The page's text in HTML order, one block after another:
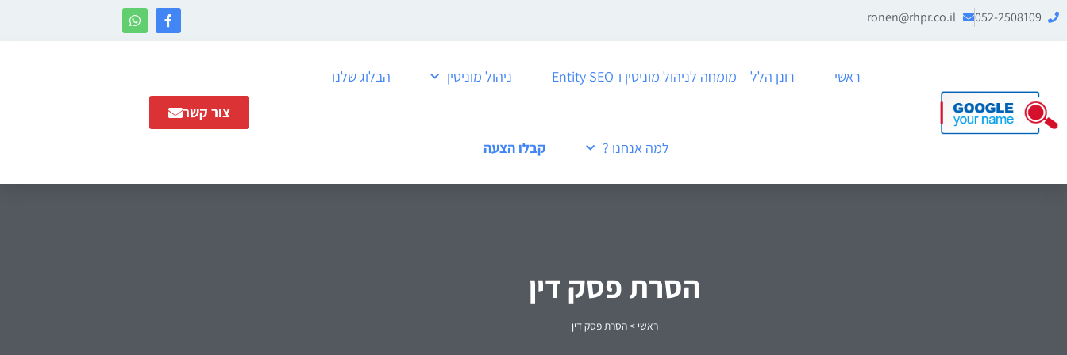
052-2508109
ronen@rhpr.co.il
ראשי רונן הלל – מומחה לניהול מוניטין ו-Entity SEO ניהול מוניטין הבלוג שלנו
למה אנחנו ? קבלו הצעה
צור קשר
הסרת פסק דין
ראשי >הסרת פסק דין